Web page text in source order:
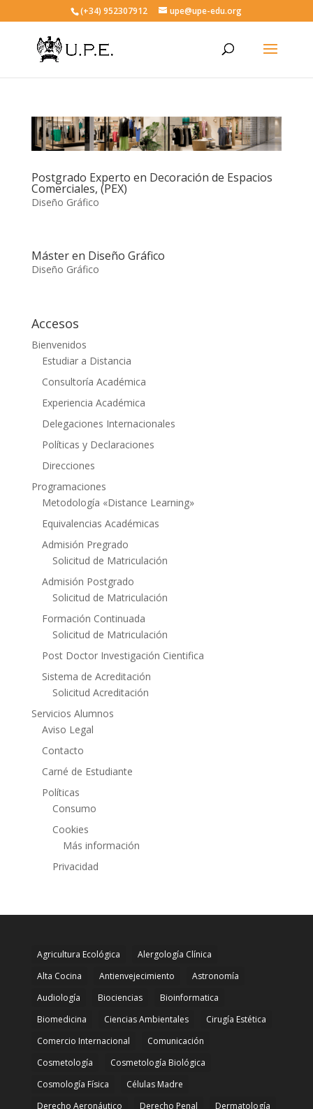
(+34) 952307912 upe@upe-edu.org
Postgrado Experto en Decoración de Espacios
Comerciales, (PEX)
Diseño Gráfico
Máster en Diseño Gráfico
Diseño Gráfico
Accesos
Bienvenidos
Estudiar a Distancia
Consultoría Académica
Experiencia Académica
Delegaciones Internacionales
Políticas y Declaraciones
Direcciones
Programaciones
Metodología «Distance Learning»
Equivalencias Académicas
Admisión Pregrado
Solicitud de Matriculación
Admisión Postgrado
Solicitud de Matriculación
Formación Continuada
Solicitud de Matriculación
Post Doctor Investigación Cientifica
Sistema de Acreditación
Solicitud Acreditación
Servicios Alumnos
Aviso Legal
Contacto
Carné de Estudiante
Políticas
Consumo
Cookies
Más información
Privacidad
Agricultura Ecológica
Alergología Clínica
Alta Cocina
Antienvejecimiento
Astronomía
Audiología
Biociencias
Bioinformatica
Biomedicina
Ciencias Ambientales
Cirugía Estética
Comercio Internacional
Comunicación
Cosmetología
Cosmetología Biológica
Cosmología Física
Células Madre
Derecho Aeronáutico
Derecho Penal
Dermatología